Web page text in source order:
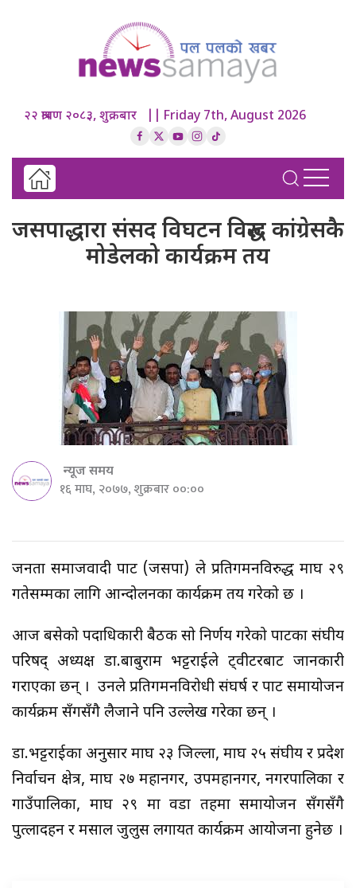
२२ श्रावण २०८३, शुक्रबार || Friday 7th, August 2026
जसपाद्धारा संसद विघटन विरुद्ध कांग्रेसकै
मोडेलको कार्यक्रम तय
न्यूज समय
१६ माघ, २०७७, शुक्रबार ००:००
जनता समाजवादी पार्टी (जसपा) ले प्रतिगमनविरुद्ध माघ २९
गतेसम्मका लागि आन्दोलनका कार्यक्रम तय गरेको छ ।
आज बसेको पदाधिकारी बैठक साे निर्णय गरेको पार्टीका संघीय
परिषद् अध्यक्ष डा.बाबुराम भट्टराईले ट्वीटरबाट जानकारी
गराएका छन् । उनले प्रतिगमनविरोधी संघर्ष र पार्टी समायोजन
कार्यक्रम सँगसँगै लैजाने पनि उल्लेख गरेका छन् ।
डा.भट्टराईका अनुसार माघ २३ जिल्ला, माघ २५ संघीय र प्रदेश
निर्वाचन क्षेत्र, माघ २७ महानगर, उपमहानगर, नगरपालिका र
गाउँपालिका, माघ २९ मा वडा तहमा समायोजन सँगसँगै
पुत्लादहन र मसाल जुलुस लगायत कार्यक्रम आयोजना हुनेछ ।